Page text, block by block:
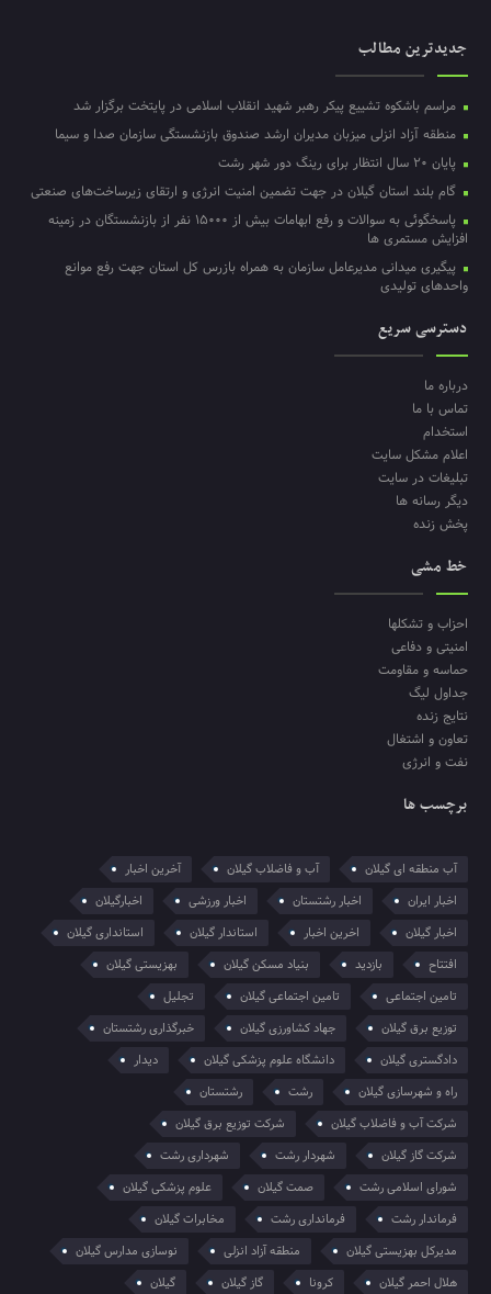
جدیدترین مطالب
مراسم باشکوه تشییع پیکر رهبر شهید انقلاب اسلامی در پایتخت برگزار شد
منطقه آزاد انزلی میزبان مدیران ارشد صندوق بازنشستگی سازمان صدا و سیما
پایان ۲۰ سال انتظار برای رینگ دور شهر رشت
گام بلند استان گیلان در جهت تضمین امنیت انرژی و ارتقای زیرساخت‌های صنعتی
پاسخگوئی به سوالات و رفع ابهامات بیش از ۱۵۰۰۰ نفر از بازنشستگان در زمینه
افزایش مستمری ها
پیگیری میدانی مدیرعامل سازمان به همراه بازرس کل استان جهت رفع موانع
واحدهای تولیدی
دسترسی سریع
درباره ما
تماس با ما
استخدام
اعلام مشکل سایت
تبلیغات در سایت
دیگر رسانه ها
پخش زنده
خط مشی
احزاب و تشکلها
امنیتی و دفاعی
حماسه و مقاومت
جداول لیگ
نتایج زنده
تعاون و اشتغال
نفت و انرژی
برچسب ها
آب منطقه ای گیلان آب و فاضلاب گیلان
آخرین اخبار
اخبار ایران
اخبار رشتستان اخبار ورزشی
اخبارگیلان
اخبار گیلان
اخرین اخبار استاندار گیلان
استانداری گیلان
افتتاح
بازدید بنیاد مسکن گیلان
بهزیستی گیلان
تامین اجتماعی
تامین اجتماعی گیلان
تجلیل
توزیع برق گیلان
جهاد کشاورزی گیلان
خبرگذاری رشتستان
دادگستری گیلان
دانشگاه علوم پزشکی گیلان
دیدار
راه و شهرسازی گیلان
رشت
رشتستان
شرکت آب و فاضلاب گیلان
شرکت توزیع برق گیلان
شرکت گاز گیلان
شهردار رشت
شهرداری رشت
شورای اسلامی رشت
صمت گیلان
علوم پزشکی گیلان
فرماندار رشت
فرمانداری رشت
مخابرات گیلان
مدیرکل بهزیستی گیلان
منطقه آزاد انزلی
نوسازی مدارس گیلان
هلال احمر گیلان
کرونا گاز گیلان گیلان